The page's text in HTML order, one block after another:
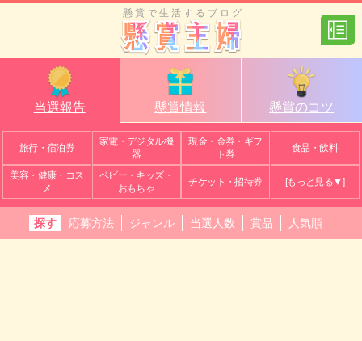
懸賞で生活するブログ
当選報告 懸賞情報 懸賞のコツ
旅行・宿泊券
家電・デジタル機
器
現金・金券・ギフ
ト券
食品・飲料
美容・健康・コス
メ
ベビー・キッズ・
おもちゃ
チケット・招待券 [もっと見る▼]
探す 応募方法 ジャンル 当選人数 賞品 人気順